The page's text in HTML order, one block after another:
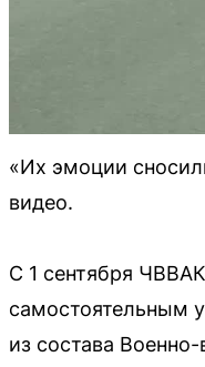
«Их эмоции
видео.
С 1 сентября
самостоятельным
из состава